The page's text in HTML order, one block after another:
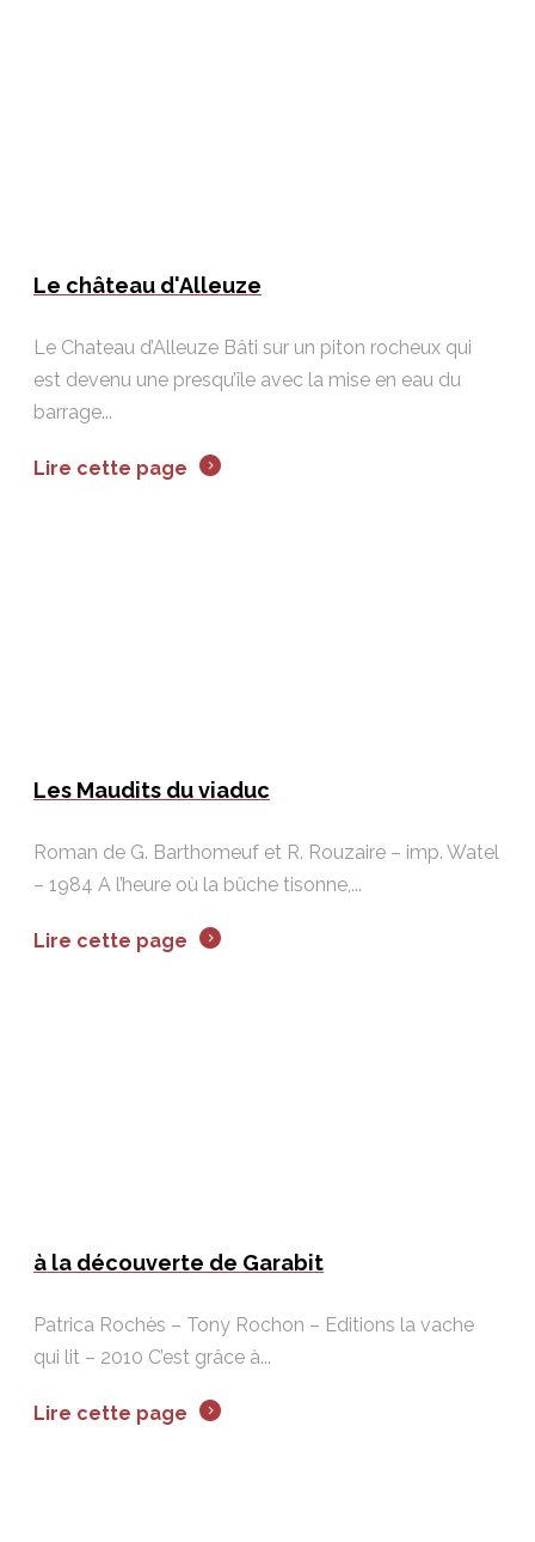
Le château d'Alleuze
Le Chateau d’Alleuze Bâti sur un piton rocheux qui
est devenu une presqu’île avec la mise en eau du
barrage...
Lire cette page
Les Maudits du viaduc
Roman de G. Barthomeuf et R. Rouzaire – imp. Watel
– 1984 A l’heure où la bûche tisonne,...
Lire cette page
à la découverte de Garabit
Patrica Rochès – Tony Rochon – Editions la vache
qui lit – 2010 C’est grâce à...
Lire cette page